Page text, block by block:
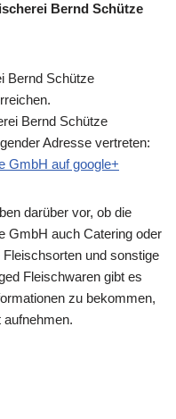
Bernd Schütze
Bernd Schütze
Bernd Schütze
Adresse vertreten:
GmbH auf google+
darüber vor, ob die
GmbH auch Catering oder
und sonstige
Fleischwaren gibt es
zu bekommen,